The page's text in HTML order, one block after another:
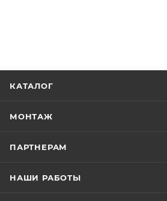
КАТАЛОГ
МОНТАЖ
ПАРТНЕРАМ
НАШИ РАБОТЫ